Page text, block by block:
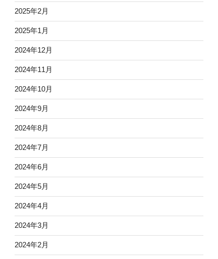
2025年2月
2025年1月
2024年12月
2024年11月
2024年10月
2024年9月
2024年8月
2024年7月
2024年6月
2024年5月
2024年4月
2024年3月
2024年2月